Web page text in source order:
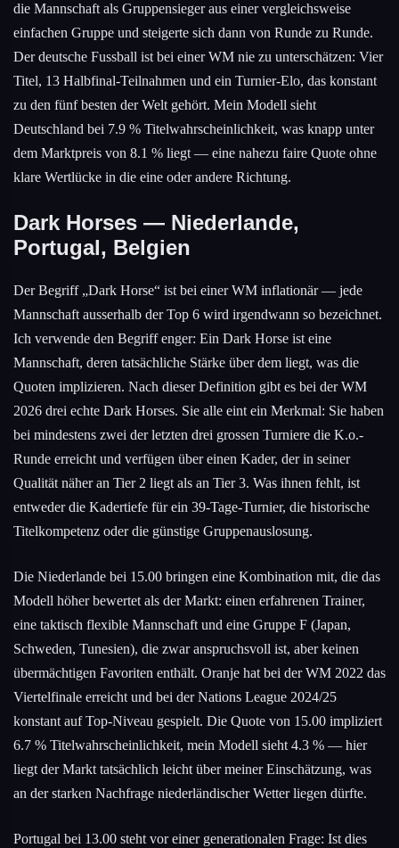
die Mannschaft als Gruppensieger aus einer vergleichsweise
einfachen Gruppe und steigerte sich dann von Runde zu Runde.
Der deutsche Fussball ist bei einer WM nie zu unterschätzen: Vier
Titel, 13 Halbfinal-Teilnahmen und ein Turnier-Elo, das konstant
zu den fünf besten der Welt gehört. Mein Modell sieht
Deutschland bei 7.9 % Titelwahrscheinlichkeit, was knapp unter
dem Marktpreis von 8.1 % liegt — eine nahezu faire Quote ohne
klare Wertlücke in die eine oder andere Richtung.
Dark Horses — Niederlande,
Portugal, Belgien
Der Begriff „Dark Horse“ ist bei einer WM inflationär — jede
Mannschaft ausserhalb der Top 6 wird irgendwann so bezeichnet.
Ich verwende den Begriff enger: Ein Dark Horse ist eine
Mannschaft, deren tatsächliche Stärke über dem liegt, was die
Quoten implizieren. Nach dieser Definition gibt es bei der WM
2026 drei echte Dark Horses. Sie alle eint ein Merkmal: Sie haben
bei mindestens zwei der letzten drei grossen Turniere die K.o.-
Runde erreicht und verfügen über einen Kader, der in seiner
Qualität näher an Tier 2 liegt als an Tier 3. Was ihnen fehlt, ist
entweder die Kadertiefe für ein 39-Tage-Turnier, die historische
Titelkompetenz oder die günstige Gruppenauslosung.
Die Niederlande bei 15.00 bringen eine Kombination mit, die das
Modell höher bewertet als der Markt: einen erfahrenen Trainer,
eine taktisch flexible Mannschaft und eine Gruppe F (Japan,
Schweden, Tunesien), die zwar anspruchsvoll ist, aber keinen
übermächtigen Favoriten enthält. Oranje hat bei der WM 2022 das
Viertelfinale erreicht und bei der Nations League 2024/25
konstant auf Top-Niveau gespielt. Die Quote von 15.00 impliziert
6.7 % Titelwahrscheinlichkeit, mein Modell sieht 4.3 % — hier
liegt der Markt tatsächlich leicht über meiner Einschätzung, was
an der starken Nachfrage niederländischer Wetter liegen dürfte.
Portugal bei 13.00 steht vor einer generationalen Frage: Ist dies